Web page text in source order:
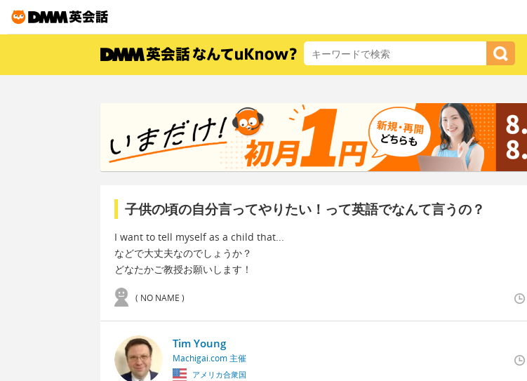
子供の頃の自分言ってやりたい！って英語でなんて言うの？
I want to tell myself as a child that...
などで大丈夫なのでしょうか？
どなたかご教授お願いします！
( NO NAME )
Tim Young
Machigai.com 主催
アメリカ合衆国